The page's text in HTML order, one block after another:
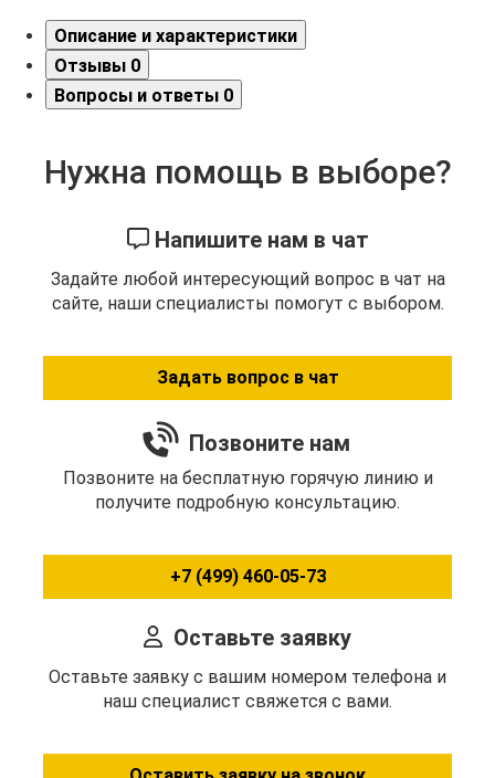
Описание и характеристики
Отзывы 0
Вопросы и ответы 0
Нужна помощь в выборе?
Напишите нам в чат
Задайте любой интересующий вопрос в чат на
сайте, наши специалисты помогут с выбором.
Задать вопрос в чат
Позвоните нам
Позвоните на бесплатную горячую линию и
получите подробную консультацию.
+7 (499) 460-05-73
Оставьте заявку
Оставьте заявку с вашим номером телефона и
наш специалист свяжется с вами.